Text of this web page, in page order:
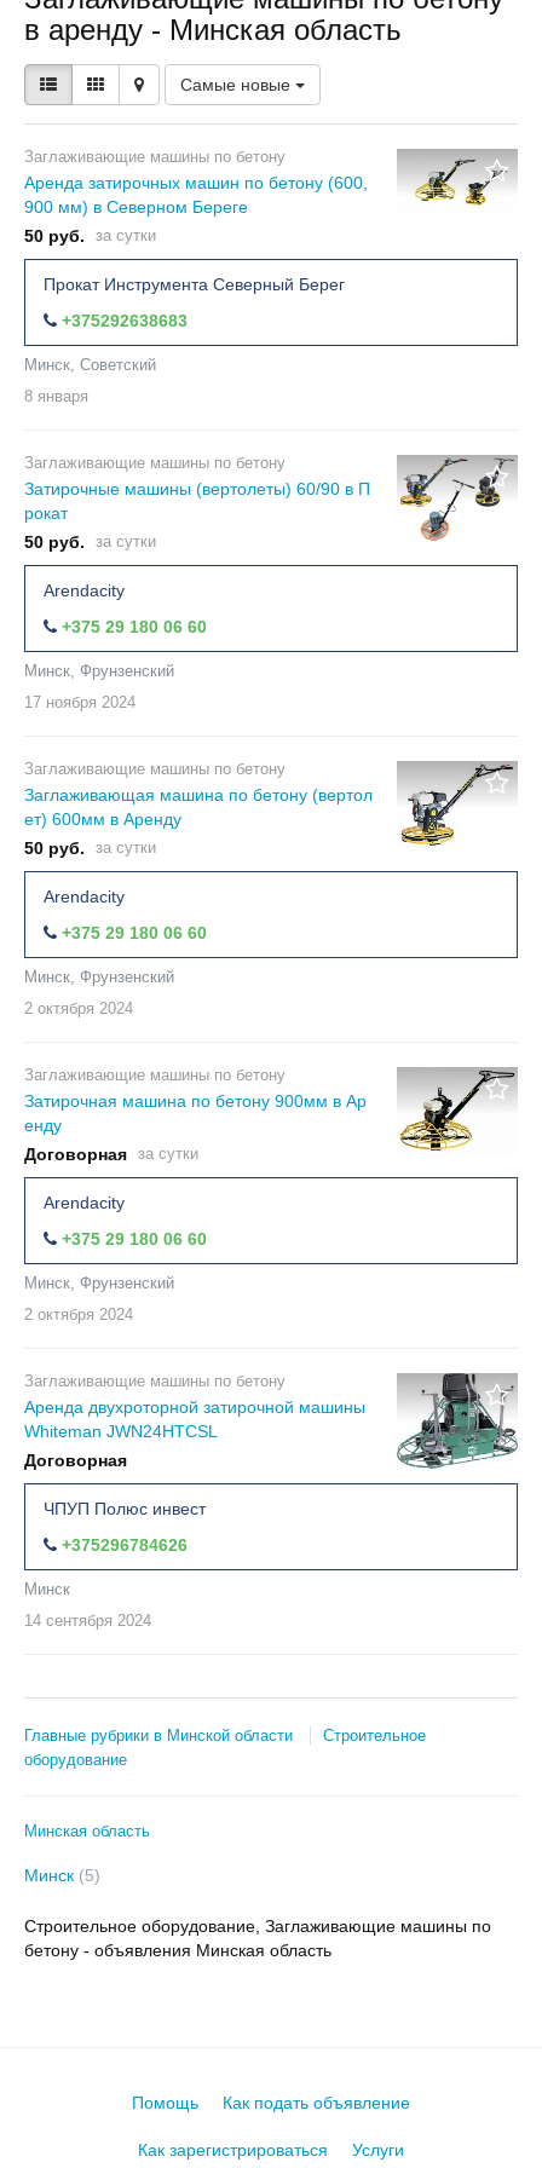
в аренду - Минская область
Самые новые
Заглаживающие машины по бетону
Аренда затирочных машин по бетону (600,
900 мм) в Северном Береге
50 руб.
за сутки
Прокат Инструмента Северный Берег
+375292638683
Минск, Советский
8 января
Заглаживающие машины по бетону
Затирочные машины (вертолеты) 60/90 в П
рокат
50 руб.
за сутки
Arendacity
+375 29 180 06 60
Минск, Фрунзенский
17 ноября 2024
Заглаживающие машины по бетону
Заглаживающая машина по бетону (вертол
ет) 600мм в Аренду
50 руб.
за сутки
Arendacity
+375 29 180 06 60
Минск, Фрунзенский
2 октября 2024
Заглаживающие машины по бетону
Затирочная машина по бетону 900мм в Ар
енду
Договорная за сутки
Arendacity
+375 29 180 06 60
Минск, Фрунзенский
2 октября 2024
Заглаживающие машины по бетону
Аренда двухроторной затирочной машины
Whiteman JWN24HTCSL
Договорная
ЧПУП Полюс инвест
+375296784626
Минск
14 сентября 2024
Главные рубрики в Минской области
Строительное
оборудование
Минская область
Минск (5)
Строительное оборудование, Заглаживающие машины по
бетону - объявления Минская область
Помощь Как подать объявление
Как зарегистрироваться Услуги